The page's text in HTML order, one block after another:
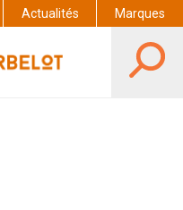
Actualités Marques